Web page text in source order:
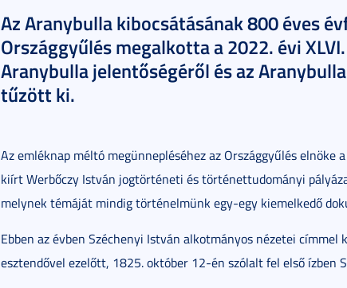
Az Aranybulla kibocsátásának 800 éves
Országgyűlés megalkotta a 2022. évi
Aranybulla jelentőségéről és az
tűzött ki.
Az emléknap méltó megünnepléséhez az Országgyűlés
kiírt Werbőczy István jogtörténeti és történettudományi
melynek témáját mindig történelmünk egy-egy kiemelkedő
Ebben az évben Széchenyi István alkotmányos nézetei
esztendővel ezelőtt, 1825. október 12-én szólalt fel első ízben